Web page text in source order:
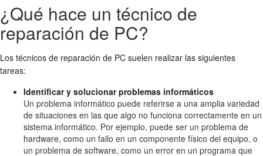
¿Qué hace un técnico de
reparación de PC?
Los técnicos de reparación de PC suelen realizar las siguientes
tareas:
Identificar y solucionar problemas informáticos
Un problema informático puede referirse a una amplia variedad
de situaciones en las que algo no funciona correctamente en un
sistema informático. Por ejemplo, puede ser un problema de
hardware, como un fallo en un componente físico del equipo, o
un problema de software, como un error en un programa que